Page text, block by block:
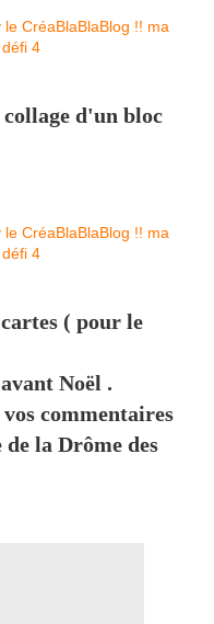
d'un bloc
( pour le
Noël .
vos commentaires
la Drôme des